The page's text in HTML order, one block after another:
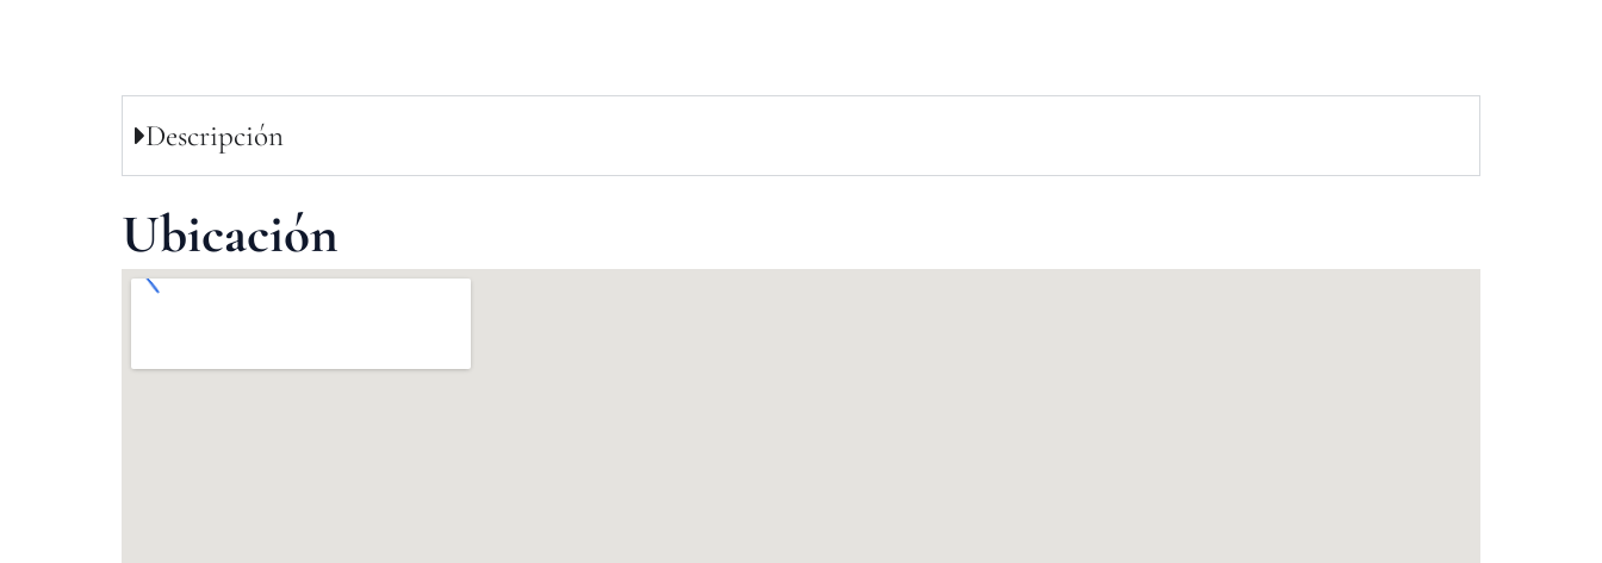
Descripción
Ubicación